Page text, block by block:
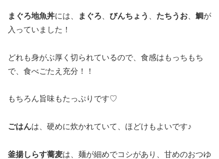
まぐろ地魚丼には、 まぐろ びんちょう たちうお 鯛が
入っていました！
どれも身がぶ厚く切られているので、食感はもっちもち
で、食べごたえ充分！！
もちろん旨味もたっぷりです♡
ごはんは、硬めに炊かれていて、ほどけもよいです♪
釜揚しらす蕎麦は、麺が細めでコシがあり、甘めのおつゆ